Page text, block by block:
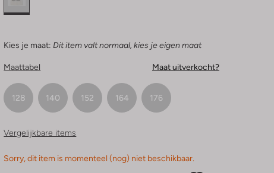
Kies je maat: Dit item valt normaal, kies je eigen maat
Maattabel Maat uitverkocht?
128 140 152 164 176
Vergelijkbare items
Sorry, dit item is momenteel (nog) niet beschikbaar.